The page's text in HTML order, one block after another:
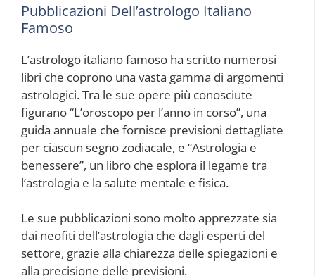
Pubblicazioni Dell’astrologo Italiano
Famoso
L’astrologo italiano famoso ha scritto numerosi
libri che coprono una vasta gamma di argomenti
astrologici. Tra le sue opere più conosciute
figurano “L’oroscopo per l’anno in corso”, una
guida annuale che fornisce previsioni dettagliate
per ciascun segno zodiacale, e “Astrologia e
benessere”, un libro che esplora il legame tra
l’astrologia e la salute mentale e fisica.
Le sue pubblicazioni sono molto apprezzate sia
dai neofiti dell’astrologia che dagli esperti del
settore, grazie alla chiarezza delle spiegazioni e
alla precisione delle previsioni.